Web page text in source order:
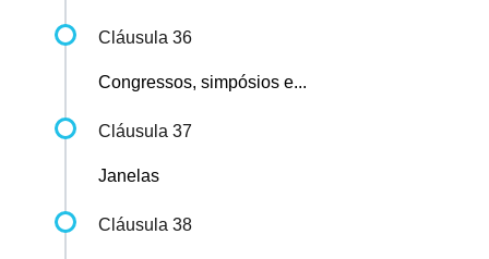
Cláusula 36
Congressos, simpósios e...
Cláusula 37
Janelas
Cláusula 38